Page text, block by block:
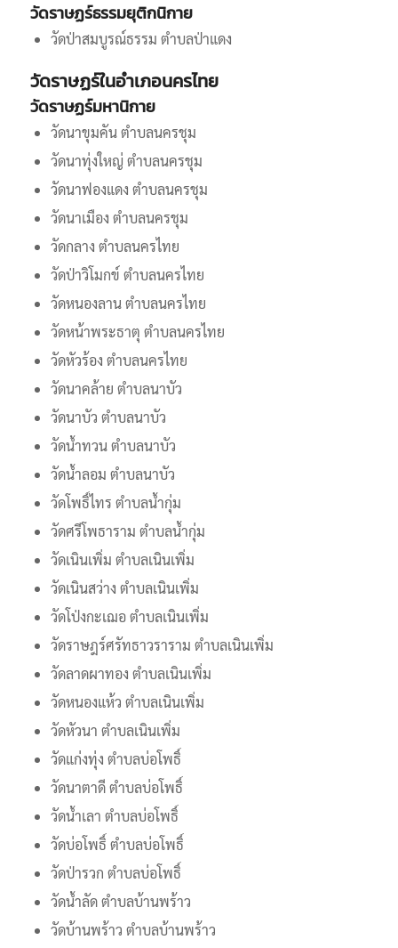
วัดราษฏร์ธรรมยุติกนิกาย
วัดป่าสมบูรณ์ธรรม ตำบลป่าแดง
วัดราษฏร์ในอำเภอนครไทย
วัดราษฏร์มหานิกาย
วัดนาขุมคัน ตำบลนครชุม
วัดนาทุ่งใหญ่ ตำบลนครชุม
วัดนาฟองแดง ตำบลนครชุม
วัดนาเมือง ตำบลนครชุม
วัดกลาง ตำบลนครไทย
วัดป่าวิโมกข์ ตำบลนครไทย
วัดหนองลาน ตำบลนครไทย
วัดหน้าพระธาตุ ตำบลนครไทย
วัดหัวร้อง ตำบลนครไทย
วัดนาคล้าย ตำบลนาบัว
วัดนาบัว ตำบลนาบัว
วัดน้ำทวน ตำบลนาบัว
วัดน้ำลอม ตำบลนาบัว
วัดโพธิ์ไทร ตำบลน้ำกุ่ม
วัดศรีโพธาราม ตำบลน้ำกุ่ม
วัดเนินเพิ่ม ตำบลเนินเพิ่ม
วัดเนินสว่าง ตำบลเนินเพิ่ม
วัดโป่งกะเฌอ ตำบลเนินเพิ่ม
วัดราษฎร์ศรัทธาวราราม ตำบลเนินเพิ่ม
วัดลาดผาทอง ตำบลเนินเพิ่ม
วัดหนองแห้ว ตำบลเนินเพิ่ม
วัดหัวนา ตำบลเนินเพิ่ม
วัดแก่งทุ่ง ตำบลบ่อโพธิ์
วัดนาตาดี ตำบลบ่อโพธิ์
วัดน้ำเลา ตำบลบ่อโพธิ์
วัดบ่อโพธิ์ ตำบลบ่อโพธิ์
วัดป่ารวก ตำบลบ่อโพธิ์
วัดน้ำลัด ตำบลบ้านพร้าว
วัดบ้านพร้าว ตำบลบ้านพร้าว